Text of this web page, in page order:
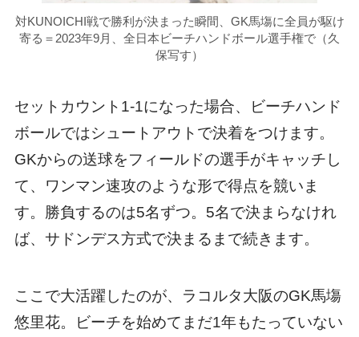
対KUNOICHI戦で勝利が決まった瞬間、GK馬塲に全員が駆け
寄る＝2023年9月、全日本ビーチハンドボール選手権で（久
保写す）
セットカウント1-1になった場合、ビーチハンド
ボールではシュートアウトで決着をつけます。
GKからの送球をフィールドの選手がキャッチし
て、ワンマン速攻のような形で得点を競いま
す。勝負するのは5名ずつ。5名で決まらなけれ
ば、サドンデス方式で決まるまで続きます。
ここで大活躍したのが、ラコルタ大阪のGK馬塲
悠里花。ビーチを始めてまだ1年もたっていない